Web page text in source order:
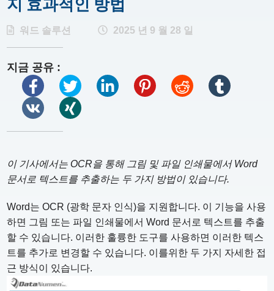
워드 솔루션 2025 년 9 월 28 일
지금 공유 :
이 기사에서는 OCR을 통해 그림 및 파일 인쇄물에서 Word
문서로 텍스트를 추출하는 두 가지 방법이 있습니다.
Word는 OCR (광학 문자 인식)을 지원합니다. 이 기능을 사용
하면 그림 또는 파일 인쇄물에서 Word 문서로 텍스트를 추출
할 수 있습니다. 이러한 훌륭한 도구를 사용하면 이러한 텍스
트를 추가로 변경할 수 있습니다. 이를위한 두 가지 자세한 접
근 방식이 있습니다.